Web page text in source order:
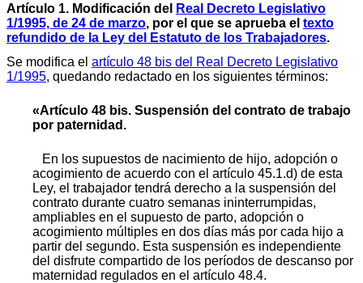
Artículo 1. Modificación del
Real Decreto Legislativo
1/1995, de 24 de marzo, por el que se aprueba el texto
refundido de la Ley del Estatuto de los Trabajadores.
Se modifica el artículo 48 bis del Real Decreto Legislativo
1/1995, quedando redactado en los siguientes términos:
«Artículo 48 bis. Suspensión del contrato de trabajo
por paternidad.
En los supuestos de nacimiento de hijo, adopción o
acogimiento de acuerdo con el artículo 45.1.d) de esta
Ley, el trabajador tendrá derecho a la suspensión del
contrato durante cuatro semanas ininterrumpidas,
ampliables en el supuesto de parto, adopción o
acogimiento múltiples en dos días más por cada hijo a
partir del segundo. Esta suspensión es independiente
del disfrute compartido de los períodos de descanso por
maternidad regulados en el artículo 48.4.